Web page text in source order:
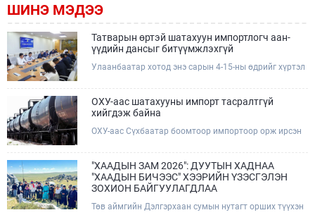
ШИНЭ МЭДЭЭ
Татварын өртэй шатахуун импортлогч аан-
үүдийн дансыг битүүмжлэхгүй
Улаанбаатар хотод энэ сарын 4-15-ны өдрийг хүртэл
шатахуун түгээх станцуудын өдрийн борлуулалт хоёр
дахин буурч нэг машиныг цэнэглэх хурд нэмэгдсэн
танилцууллаа.
ОХУ-аас шатахууны импорт тасралтгүй
хийгдэж байна
ОХУ-аас Сүхбаатар боомтоор импортоор орж ирсэн
АИ-92 автобензин орж иржээ.
​"ХААДЫН ЗАМ 2026": ДУУТЫН ХАДНАА
"ХААДЫН БИЧЭЭС" ХЭЭРИЙН ҮЗЭСГЭЛЭН
ЗОХИОН БАЙГУУЛАГДЛАА
Төв аймгийн Дэлгэрхаан сумын нутагт орших түүхэн